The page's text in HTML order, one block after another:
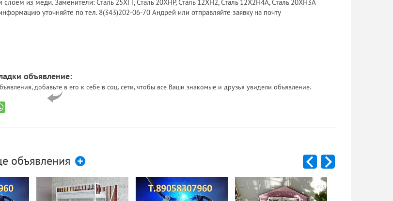
слоем из меди. Заменители: Сталь 25ХГТ, Сталь 20ХНР, Сталь 12ХН2, Сталь 12Х2Н4А, Сталь 20ХН3А
уточняйте по тел. 8(343)202-06-70 Андрей или отправляйте заявку на почту
объявление:
добавьте в его к себе в соц. сети, чтобы все Ваши знакомые и друзья увидели объявление.
объявления